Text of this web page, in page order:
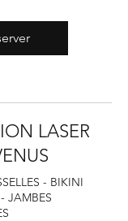
LASER
- BIKINI
JAMBES